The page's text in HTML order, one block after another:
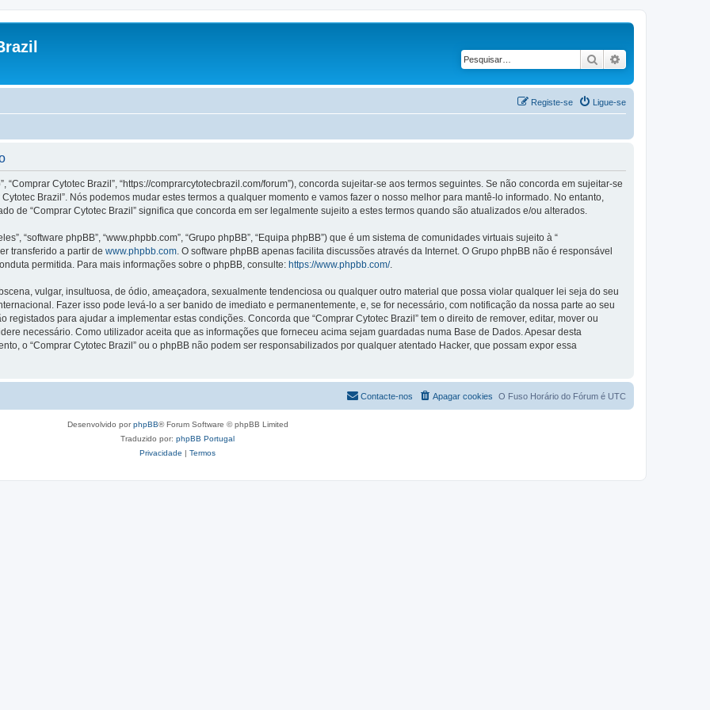
Pesquisar
Ligue-se
Registe-se
“Comprar Cytotec Brazil”, “https://comprarcytotecbrazil.com/forum”), concorda sujeitar-se aos termos seguintes. Se não concorda em sujeitar-se
Brazil”. Nós podemos mudar estes termos a qualquer momento e vamos fazer o nosso melhor para mantê-lo informado. No entanto,
de “Comprar Cytotec Brazil” significa que concorda em ser legalmente sujeito a estes termos quando são atualizados e/ou alterados.
“software phpBB”, “www.phpbb.com”, “Grupo phpBB”, “Equipa phpBB”) que é um sistema de comunidades virtuais sujeito à “
transferido a partir de www.phpbb.com . O software phpBB apenas facilita discussões através da Internet. O Grupo phpBB não é responsável
permitida. Para mais informações sobre o phpBB, consulte: https://www.phpbb.com/.
vulgar, insultuosa, de ódio, ameaçadora, sexualmente tendenciosa ou qualquer outro material que possa violar qualquer lei seja do seu
Fazer isso pode levá-lo a ser banido de imediato e permanentemente, e, se for necessário, com notificação da nossa parte ao seu
registados para ajudar a implementar estas condições. Concorda que “Comprar Cytotec Brazil” tem o direito de remover, editar, mover ou
necessário. Como utilizador aceita que as informações que forneceu acima sejam guardadas numa Base de Dados. Apesar desta
o “Comprar Cytotec Brazil” ou o phpBB não podem ser responsabilizados por qualquer atentado Hacker, que possam expor essa
O Fuso Horário do Fórum é UTC
Apagar cookies
Contacte-nos
Desenvolvido porphpBB® Forum Software © phpBB Limited
Traduzido por: phpBB Portugal
Privacidade | Termos